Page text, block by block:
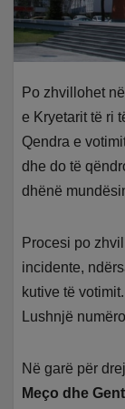
Po zhvillohet
e Kryetarit të ri
Qendra e
dhe do të
dhënë
Procesi po
incidente,
kutive të
Lushnjë
Në garë për
Meço dhe